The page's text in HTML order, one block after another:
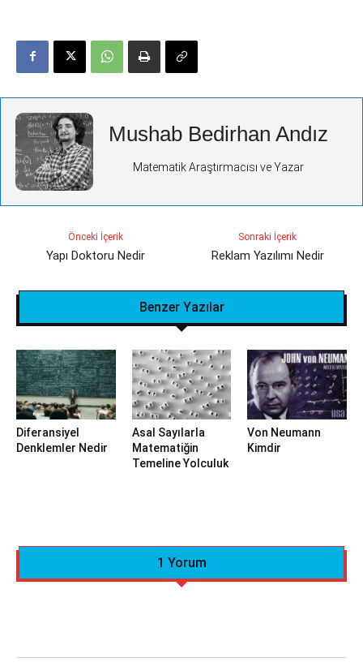
Mushab Bedirhan Andız
Matematik Araştırmacısı ve Yazar
Önceki İçerik
Yapı Doktoru Nedir
Sonraki İçerik
Reklam Yazılımı Nedir
Benzer Yazılar
Diferansiyel
Denklemler Nedir
Asal Sayılarla
Matematiğin
Temeline Yolculuk
Von Neumann
Kimdir
1 Yorum